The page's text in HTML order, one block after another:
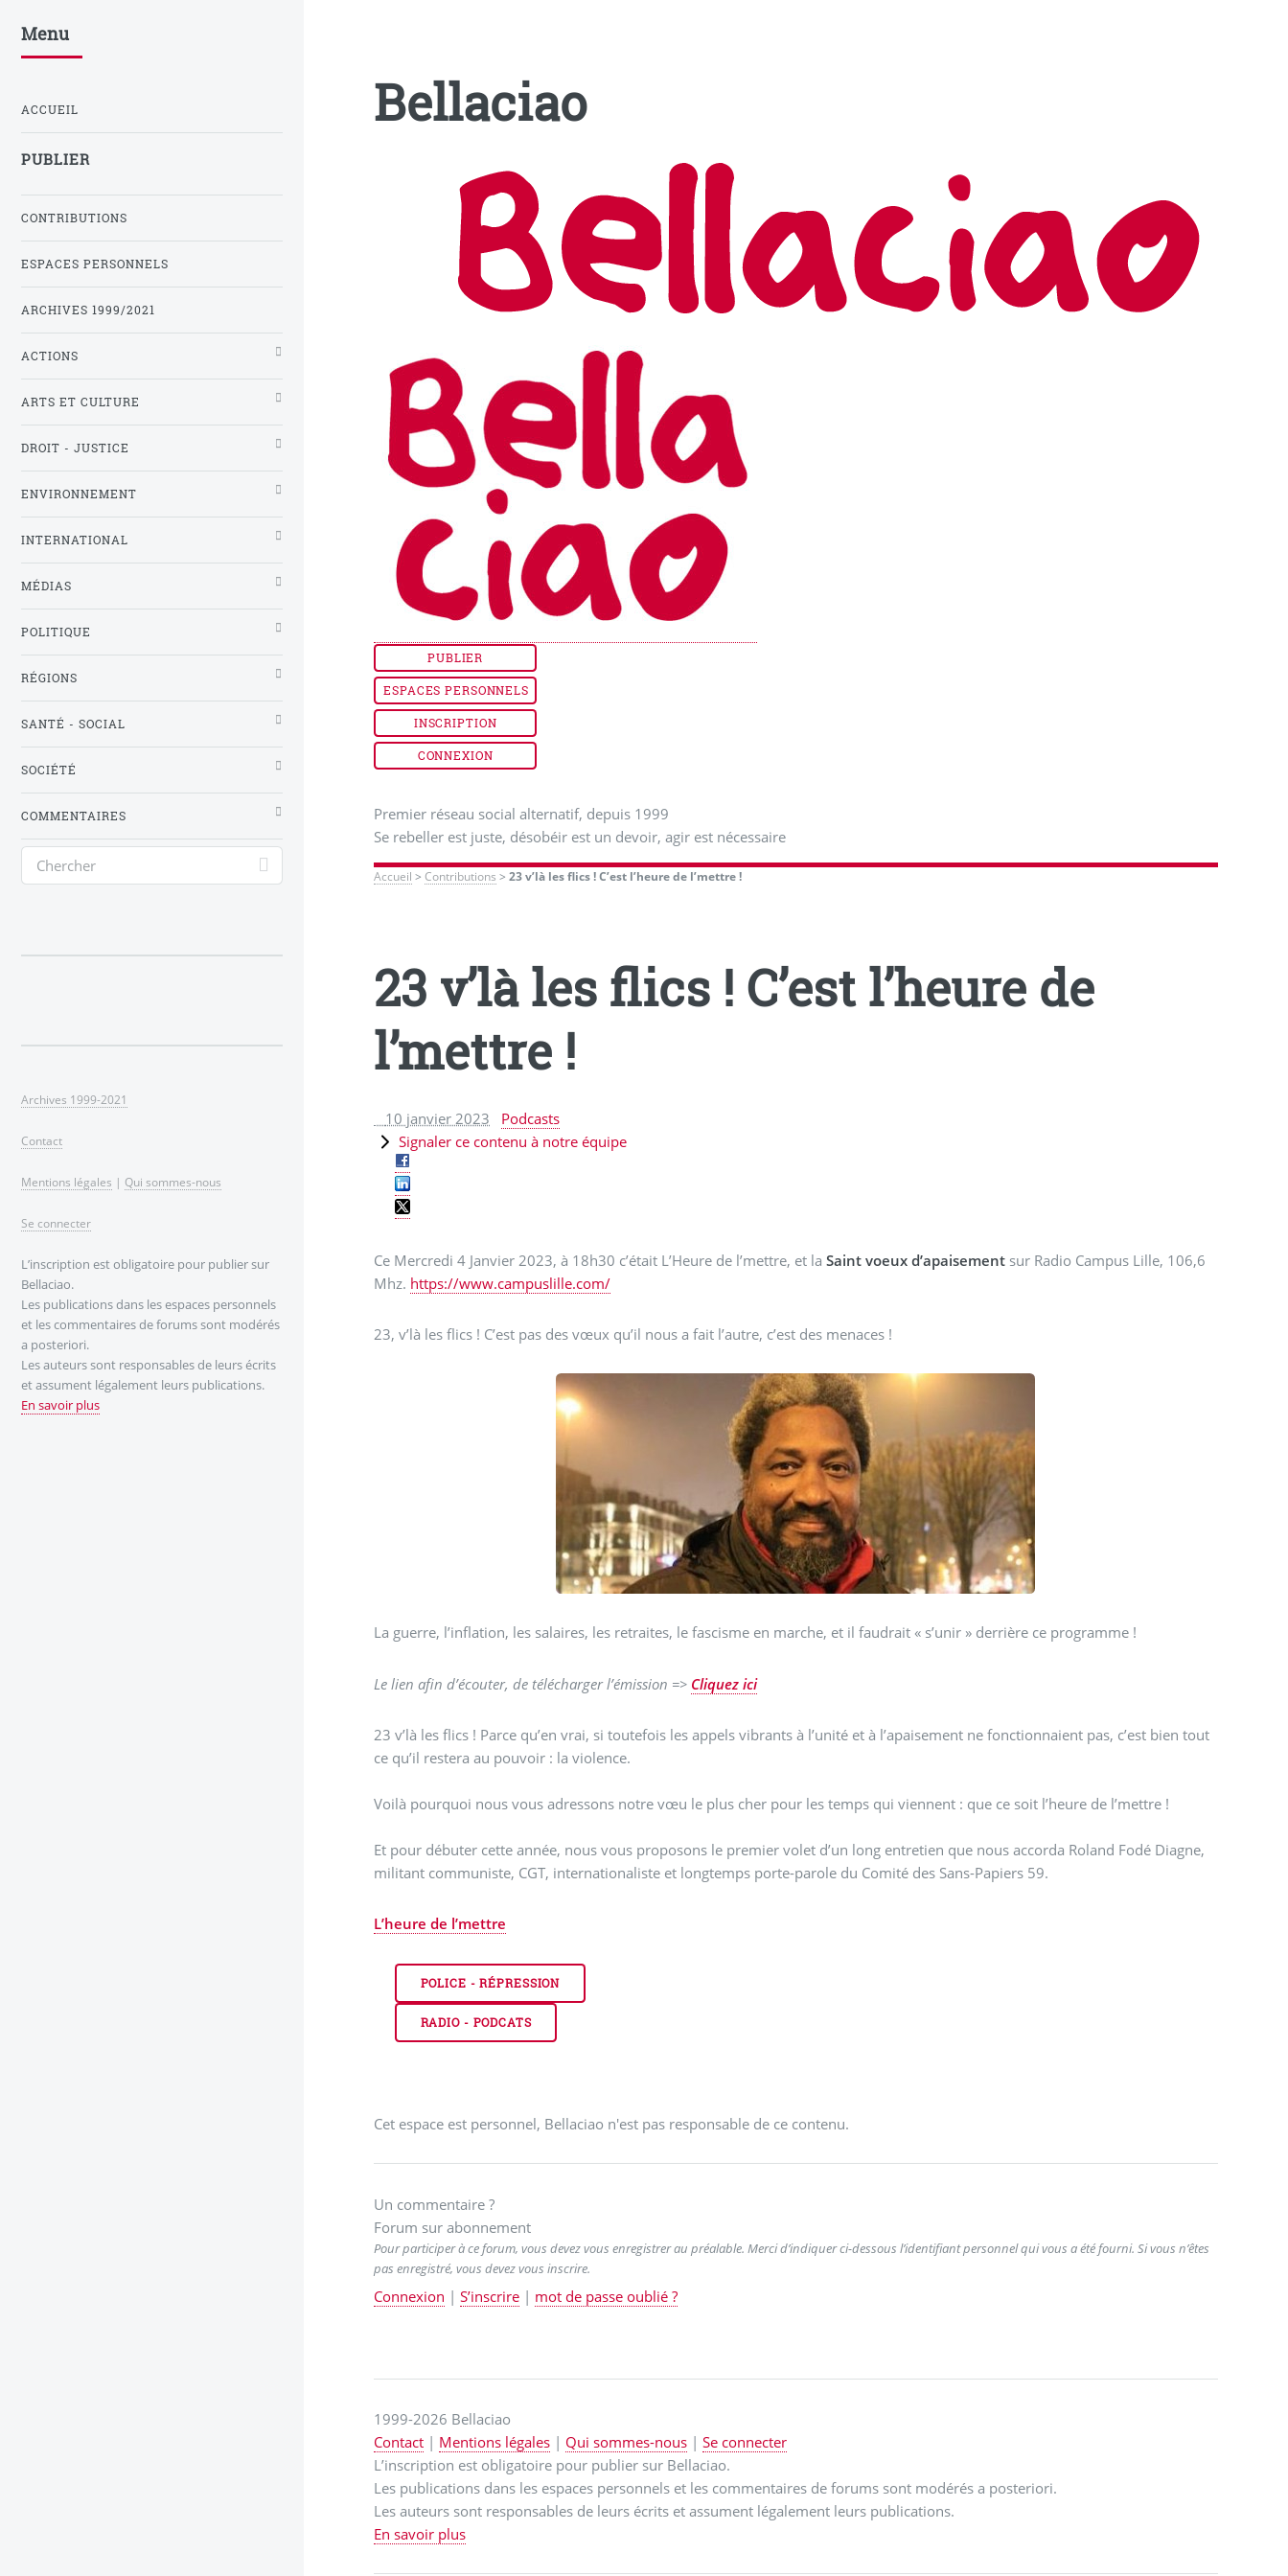
Bellaciao
PUBLIER
ESPACES PERSONNELS
INSCRIPTION
CONNEXION
Premier réseau social alternatif, depuis 1999
Se rebeller est juste, désobéir est un devoir, agir est nécessaire
Accueil >Contributions >23 v’là les flics ! C’est l’heure de l’mettre !
23 v’là les flics ! C’est l’heure de
l’mettre !
10 janvier 2023
Podcasts
Signaler ce contenu à notre équipe
Ce Mercredi 4 Janvier 2023, à 18h30 c’était L’Heure de l’mettre, et laSaint voeux d’apaisement sur Radio Campus Lille, 106,6
Mhz. https://www.campuslille.com/
23, v’là les flics ! C’est pas des vœux qu’il nous a fait l’autre, c’est des menaces !
La guerre, l’inflation, les salaires, les retraites, le fascisme en marche, et il faudrait « s’unir » derrière ce programme !
Le lien afin d’écouter, de télécharger l’émission => Cliquez ici
23 v’là les flics ! Parce qu’en vrai, si toutefois les appels vibrants à l’unité et à l’apaisement ne fonctionnaient pas, c’est bien tout
ce qu’il restera au pouvoir : la violence.
Voilà pourquoi nous vous adressons notre vœu le plus cher pour les temps qui viennent : que ce soit l’heure de l’mettre !
Et pour débuter cette année, nous vous proposons le premier volet d’un long entretien que nous accorda Roland Fodé Diagne,
militant communiste, CGT, internationaliste et longtemps porte-parole du Comité des Sans-Papiers 59.
L’heure de l’mettre
POLICE - RÉPRESSION
RADIO - PODCATS
Cet espace est personnel, Bellaciao n'est pas responsable de ce contenu.
Un commentaire ?
Forum sur abonnement
Pour participer à ce forum, vous devez vous enregistrer au préalable. Merci d’indiquer ci-dessous l’identifiant personnel qui vous a été fourni. Si vous n’êtes
pas enregistré, vous devez vous inscrire.
Connexion |S’inscrire | mot de passe oublié ?
1999-2026 Bellaciao
Contact | Mentions légales | Qui sommes-nous |Se connecter
L’inscription est obligatoire pour publier sur Bellaciao.
Les publications dans les espaces personnels et les commentaires de forums sont modérés a posteriori.
Les auteurs sont responsables de leurs écrits et assument légalement leurs publications.
En savoir plus
Menu
ACCUEIL
PUBLIER
CONTRIBUTIONS
ESPACES PERSONNELS
ARCHIVES 1999/2021
ACTIONS
ARTS ET CULTURE
DROIT - JUSTICE
ENVIRONNEMENT
INTERNATIONAL
MÉDIAS
POLITIQUE
RÉGIONS
SANTÉ - SOCIAL
SOCIÉTÉ
COMMENTAIRES
Archives 1999-2021
Contact
Mentions légales | Qui sommes-nous
Se connecter
L’inscription est obligatoire pour publier sur
Bellaciao.
Les publications dans les espaces personnels
et les commentaires de forums sont modérés
a posteriori.
Les auteurs sont responsables de leurs écrits
et assument légalement leurs publications.
En savoir plus